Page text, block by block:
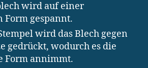
wird auf einer
Form gespannt.
wird das Blech gegen
gedrückt, wodurch es die
Form annimmt.